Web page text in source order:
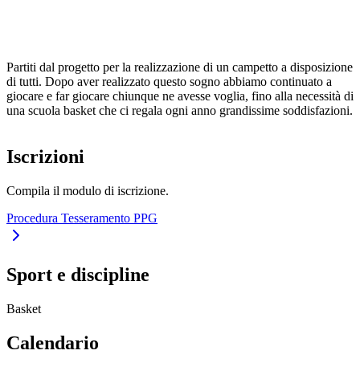
Partiti dal progetto per la realizzazione di un campetto a disposizione
di tutti. Dopo aver realizzato questo sogno abbiamo continuato a
giocare e far giocare chiunque ne avesse voglia, fino alla necessità di
una scuola basket che ci regala ogni anno grandissime soddisfazioni.
Iscrizioni
Compila il modulo di iscrizione.
Procedura Tesseramento PPG
Sport e discipline
Basket
Calendario